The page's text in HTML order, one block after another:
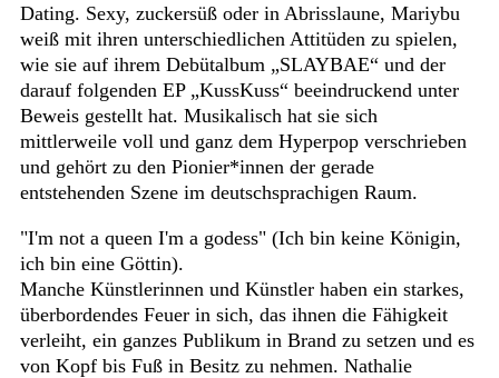
Dating. Sexy, zuckersüß oder in Abrisslaune, Mariybu
weiß mit ihren unterschiedlichen Attitüden zu spielen,
wie sie auf ihrem Debütalbum „SLAYBAE“ und der
darauf folgenden EP „KussKuss“ beeindruckend unter
Beweis gestellt hat. Musikalisch hat sie sich
mittlerweile voll und ganz dem Hyperpop verschrieben
und gehört zu den Pionier*innen der gerade
entstehenden Szene im deutschsprachigen Raum.
"I'm not a queen I'm a godess" (Ich bin keine Königin,
ich bin eine Göttin).
Manche Künstlerinnen und Künstler haben ein starkes,
überbordendes Feuer in sich, das ihnen die Fähigkeit
verleiht, ein ganzes Publikum in Brand zu setzen und es
von Kopf bis Fuß in Besitz zu nehmen. Nathalie